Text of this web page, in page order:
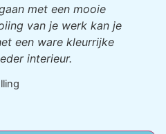
met een mooie
van je werk kan je
een ware kleurrijke
interieur.